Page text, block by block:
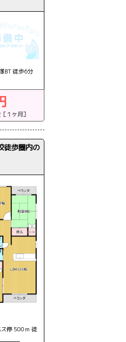
BT 徒歩6分
１ヶ月］
徒歩圏内の
ス停 500ｍ 徒